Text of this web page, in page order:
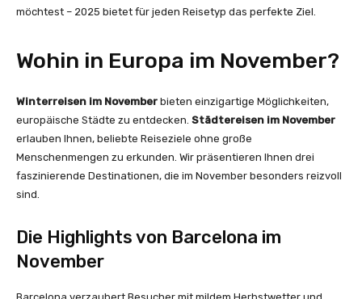
möchtest – 2025 bietet für jeden Reisetyp das perfekte Ziel.
Wohin in Europa im November?
Winterreisen im November bieten einzigartige Möglichkeiten,
europäische Städte zu entdecken. Städtereisen im November
erlauben Ihnen, beliebte Reiseziele ohne große
Menschenmengen zu erkunden. Wir präsentieren Ihnen drei
faszinierende Destinationen, die im November besonders reizvoll
sind.
Die Highlights von Barcelona im
November